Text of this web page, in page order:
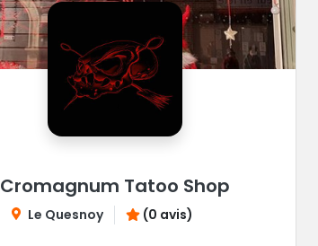
Cromagnum Tatoo Shop
Le Quesnoy (0 avis)